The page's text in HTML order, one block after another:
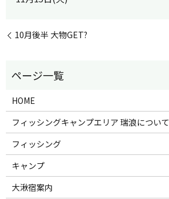
10月後半 大物GET?
HOME
フィッシングキャンプエリア 瑞浪について
フィッシング
キャンプ
大湫宿案内